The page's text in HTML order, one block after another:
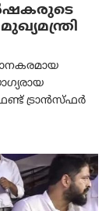
ട്രാൻസ്ഫർ